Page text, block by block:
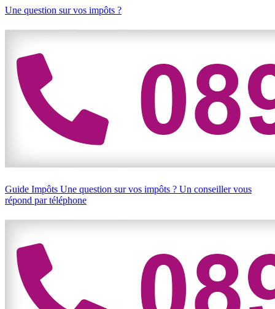
Une question sur vos impôts ?
Guide Impôts Une question sur vos impôts ? Un conseiller vous
répond par téléphone